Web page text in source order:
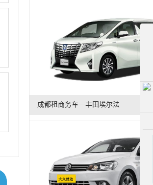
成都租商务车—丰田埃尔法